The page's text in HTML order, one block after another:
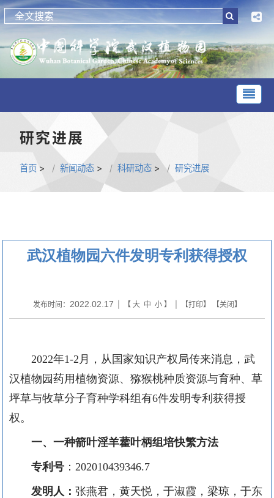
研究进展
首页 > 新闻动态 > 科研动态 > 研究进展
武汉植物园六件发明专利获得授权
发布时间： 2022.02.17 | 【 大 中 小】 | 【打印】 【关闭】
2022年1-2月 ，从国家知识产权局传来消息 ， 武
汉植物园药用植物资源、 猕猴桃种质资源与育种、 草
坪草与牧草分子育种学科组有6件发明专利获得授
权。
一、一种箭叶淫羊藿叶柄组培快繁方法
专利号 ： 202010439346.7
发明人： 张燕君 ，黄天悦，于淑霞，梁琼，于东